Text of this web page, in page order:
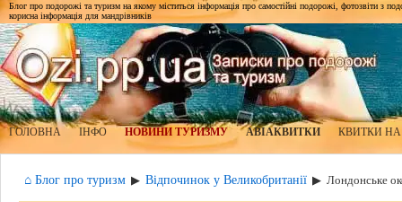
Блог про подорожі та туризм на якому міститься інформація про самостійні подорожі, фотозвіти з
корисна інформація для мандрівників
ГОЛОВНА ІНФО НОВИНИ ТУРИЗМУ АВІАКВИТКИ КВИТКИ
⌂ Блог про туризм ▶ Відпочинок у Великобританії ▶ Лондонське